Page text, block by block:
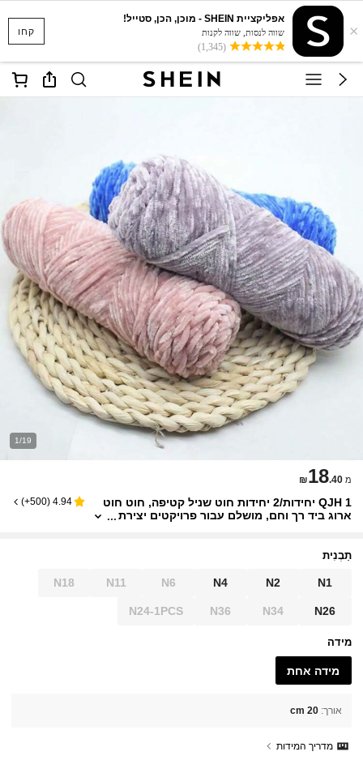
קחו ×
אפליקציית SHEIN - מוכן, הכן, סטייל!
שווה לנסות, שווה לקנות
(1,345)
1/19
מ ₪18.40
QJH 1 יחידות/2 יחידות חוט שניל קטיפה, חוט חוט
ארוג ביד רך וחם, מושלם עבור פרויקטים יצירת
4.94
(
500+
)
תַבְנִית
N1
N2
N4
N6
N11
N18
N26
N34
N36
N24-1PCS
מידה
מידה אחת
אורך:
20 cm
מדריך המידות